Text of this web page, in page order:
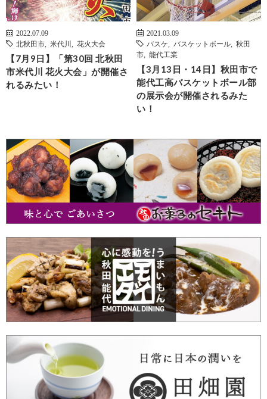
2022.07.09
北秋田市
米代川 花火大会
【7月9日】「第30回 北秋田
市米代川 花火大会」が開催さ
れるみたい！
2021.03.09
バスケ
バスケットボール
秋田
市
能代工業
【3月13日・14日】秋田市で
能代工高バスケットボール部
の展示会が開催されるみた
い！